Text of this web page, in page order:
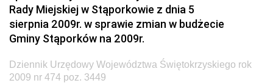
Dziennik Urzędowy Ministra Pracy i Polityki
Społecznej
Dziennik Urzędowy Ministra Transportu, Budownictwa
i Gospodarki Morskiej
Rady Miejskiej w Stąporkowie z dnia 5
sierpnia 2009r. w sprawie zmian w budżecie
Gminy Stąporków na 2009r.
Dziennik Urzędowy Województwa Świętokrzyskiego rok
2009 nr 474 poz. 3449